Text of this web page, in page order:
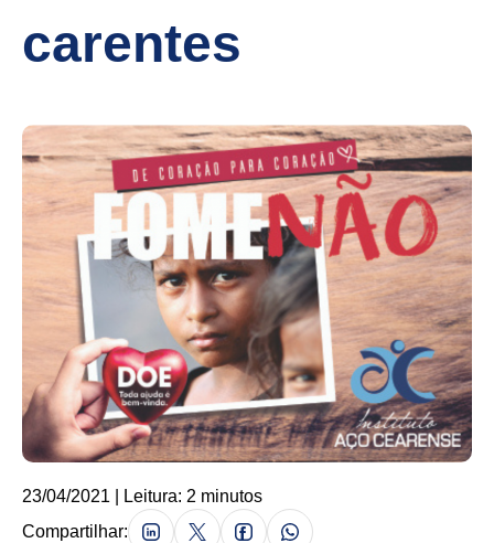
carentes
23/04/2021 | Leitura: 2 minutos
Compartilhar: